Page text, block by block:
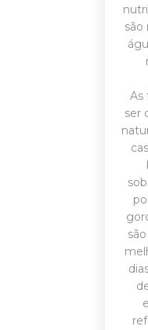
são
As
ser